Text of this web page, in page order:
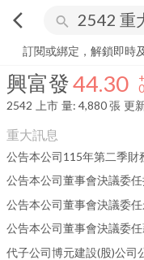
arrow_back_ios search
興富發 44.30 + 0.45%
訂閱或綁定，解鎖即時
興富發44.30 +
2542
上市 量: 4,880張 更
重大訊息
公告本公司董事會決議委
公告本公司董事會決議委
公告本公司董事會決議委
代子公司博元建設(股)公司